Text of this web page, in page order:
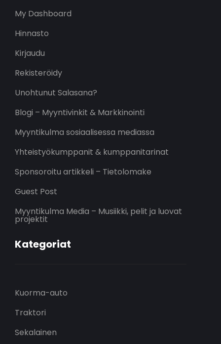
My Dashboard
Hinnasto
Kirjaudu
Rekisteröidy
Unohtunut Salasana?
Blogi – Myyntivinkit & Markkinointi
Myyntikulma sosiaalisessa mediassa
Yhteistyökumppanit & kumppanitarinat
Sponsoroitu artikkeli – Tietolomake
Guest Post
Myyntikulma Media – Musiikki, pelit ja luovat
projektit
Kategoriat
Kuorma-auto
Traktori
Sekalainen